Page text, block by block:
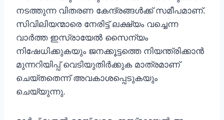
നടത്തുന്ന വിതരണ കേന്ദ്രങ്ങൾക്ക് സമീപമാണ്.
സിവിലിയന്മാരെ നേരിട്ട് ലക്ഷ്യം വച്ചെന്ന
വാർത്ത ഇസ്രായേൽ സൈന്യം
നിഷേധിക്കുകയും ജനക്കൂട്ടത്തെ നിയന്ത്രിക്കാൻ
മുന്നറിയിപ്പ് വെടിയുതിർക്കുക മാത്രമാണ്
ചെയ്തതെന്ന് അവകാശപ്പെടുകയും
ചെയ്യുന്നു.